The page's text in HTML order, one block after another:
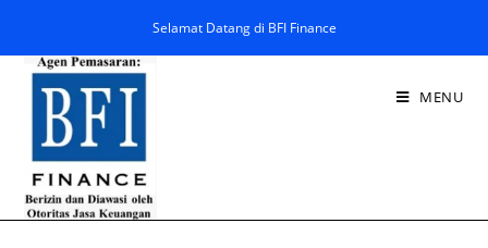
Selamat Datang di BFI Finance
MENU